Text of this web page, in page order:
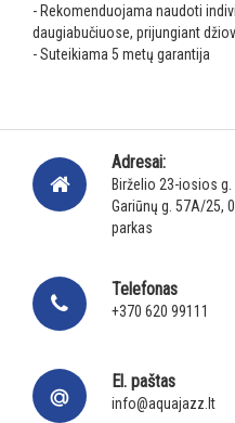
- Rekomenduojama naudoti
daugiabučiuose, prijungiant
- Suteikiama 5 metų garantija
Adresai:
Birželio 23-iosios g.
Gariūnų g. 57A/25,
parkas
Telefonas
+370 620 99111
El. paštas
info@aquajazz.lt